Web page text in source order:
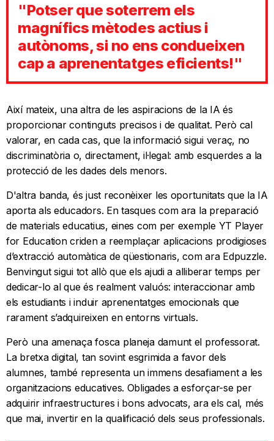
"Potser que soterrem els
magnífics mètodes actius i
autònoms, si no ens condueixen
cap a aprenentatges eficients!"
Així mateix, una altra de les aspiracions de la IA és
proporcionar continguts precisos i de qualitat. Però cal
valorar, en cada cas, que la informació sigui veraç, no
discriminatòria o, directament, il·legal: amb esquerdes a la
protecció de les dades dels menors.
D'altra banda, és just reconèixer les oportunitats que la IA
aporta als educadors. En tasques com ara la preparació
de materials educatius, eines com per exemple YT Player
for Education criden a reemplaçar aplicacions prodigioses
d’extracció automàtica de qüestionaris, com ara Edpuzzle.
Benvingut sigui tot allò que els ajudi a alliberar temps per
dedicar-lo al que és realment valuós: interaccionar amb
els estudiants i induir aprenentatges emocionals que
rarament s’adquireixen en entorns virtuals.
Però una amenaça fosca planeja damunt el professorat.
La bretxa digital, tan sovint esgrimida a favor dels
alumnes, també representa un immens desafiament a les
organitzacions educatives. Obligades a esforçar-se per
adquirir infraestructures i bons advocats, ara els cal, més
que mai, invertir en la qualificació dels seus professionals.